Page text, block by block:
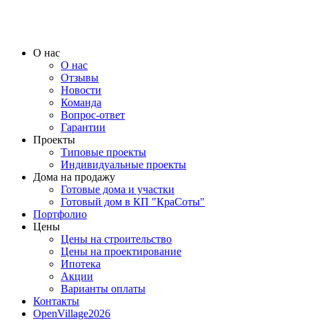
О нас
О нас
Отзывы
Новости
Команда
Вопрос-ответ
Гарантии
Проекты
Типовые проекты
Индивидуальные проекты
Дома на продажу
Готовые дома и участки
Готовый дом в КП "КраСоты"
Портфолио
Цены
Цены на строительство
Цены на проектирование
Ипотека
Акции
Варианты оплаты
Контакты
OpenVillage2026